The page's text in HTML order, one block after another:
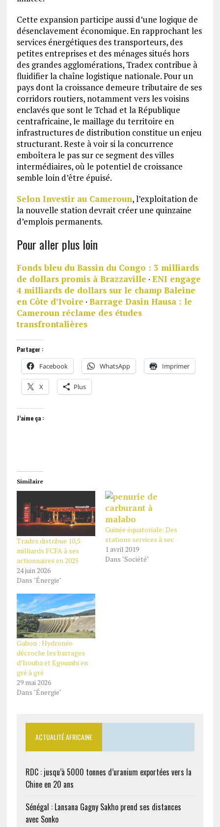
Cette expansion participe aussi d’une logique de
désenclavement économique. En rapprochant les
services énergétiques des transporteurs, des
petites entreprises et des ménages situés hors
des grandes agglomérations, Tradex contribue à
fluidifier la chaîne logistique nationale. Pour un
pays dont la croissance demeure tributaire de ses
corridors routiers, notamment vers les voisins
enclavés que sont le Tchad et la République
centrafricaine, le maillage du territoire en
infrastructures de distribution constitue un enjeu
structurant. Reste à voir si la concurrence
emboîtera le pas sur ce segment des villes
intermédiaires, où le potentiel de croissance
semble loin d’être épuisé.
Selon Investir au Cameroun, l’exploitation de
la nouvelle station devrait créer une quinzaine
d’emplois permanents.
Pour aller plus loin
Fonds bleu du Bassin du Congo : 3 milliards
de dollars promis à Brazzaville · ENI engage
4 milliards de dollars sur le champ Baleine
en Côte d’Ivoire · Barrage Dasin Hausa : le
Cameroun réclame des études
transfrontalières
Partager :
Facebook WhatsApp Imprimer
X Plus
J’aime ça :
Similaire
Tradex distribue 10,5
milliards FCFA à ses
actionnaires en 2025
24 juin 2026
Dans "Énergie"
Guinée équatoriale: Des
stations services à sec
1 avril 2019
Dans "Société"
Gabon : Hydronéo
décroche les barrages
d’Irouba et Egoumbi en
gré à gré
29 mai 2026
Dans "Énergie"
ACTUALITÉ AFRICAINE
RDC : jusqu’à 5000 tonnes d’uranium exportées vers la
Chine en 20 ans
Sénégal : Lansana Gagny Sakho prend ses distances
avec Sonko